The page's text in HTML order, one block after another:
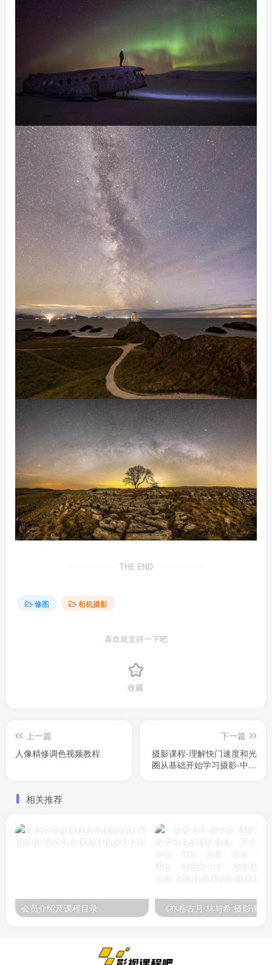
THE END
修图 相机摄影
喜欢就支持一下吧
收藏
上一篇
人像精修调色视频教程
下一篇
摄影课程-理解快门速度和光
圈从基础开始学习摄影-中英
相关推荐
会员介绍及课程目录